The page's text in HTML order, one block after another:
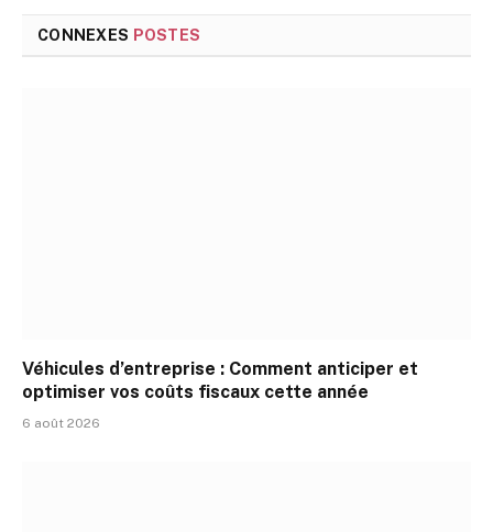
CONNEXES POSTES
Véhicules d’entreprise : Comment anticiper et
optimiser vos coûts fiscaux cette année
6 août 2026